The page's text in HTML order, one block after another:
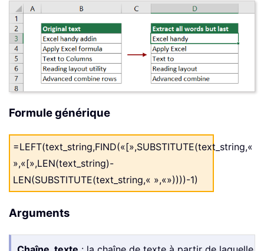
Formule générique
=LEFT(text_string,FIND(«[»,SUBSTITUTE(text_string,«
»,«[»,LEN(text_string)-
LEN(SUBSTITUTE(text_string,« »,«»))))-1)
Arguments